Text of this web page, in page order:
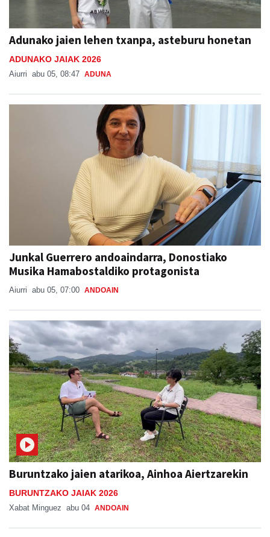
Adunako jaien lehen txanpa, asteburu honetan
ADUNAKO JAIAK 2026
Aiurri abu 05, 08:47 ADUNA
Junkal Guerrero andoaindarra, Donostiako
Musika Hamabostaldiko protagonista
Aiurri abu 05, 07:00 ANDOAIN
Buruntzako jaien atarikoa, Ainhoa Aiertzarekin
BURUNTZAKO JAIAK 2026
Xabat Minguez abu 04 ANDOAIN